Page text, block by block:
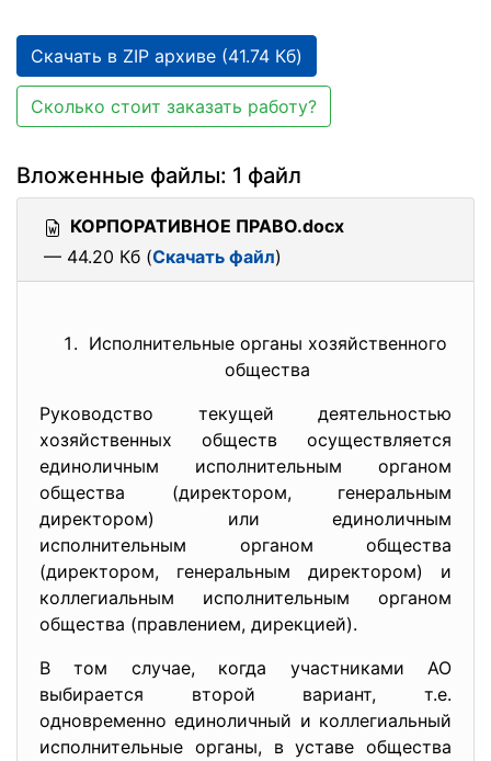
Скачать в ZIP архиве (41.74 Кб)
Сколько стоит заказать работу?
Вложенные файлы: 1 файл
КОРПОРАТИВНОЕ ПРАВО.docx
— 44.20 Кб (Скачать файл)
Исполнительные органы хозяйственного
общества
Руководство текущей деятельностью
хозяйственных обществ осуществляется
единоличным исполнительным органом
общества (директором, генеральным
директором) или единоличным
исполнительным органом общества
(директором, генеральным директором) и
коллегиальным исполнительным органом
общества (правлением, дирекцией).
В том случае, когда участниками АО
выбирается второй вариант, т.е.
одновременно единоличный и коллегиальный
исполнительные органы, в уставе общества